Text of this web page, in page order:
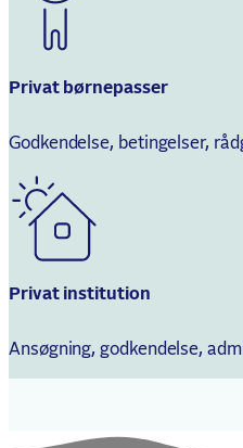
Privat børnepasser
Godkendelse, betingelser,
Privat institution
Ansøgning, godkendelse,